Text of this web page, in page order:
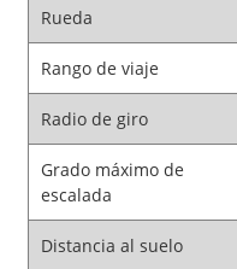
Rueda
Rango de viaje
Radio de giro
Grado máximo de
escalada
Distancia al suelo